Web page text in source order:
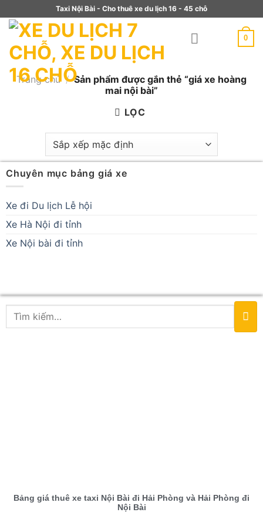
Taxi Nội Bài - Cho thuê xe du lịch 16 - 45 chỗ
0
Trang chủ / Sản phẩm được gắn thẻ “giá xe hoàng
mai nội bài”
LỌC
Chuyên mục bảng giá xe
Xe đi Du lịch Lễ hội
Xe Hà Nội đi tỉnh
Xe Nội bài đi tỉnh
Bảng giá thuê xe taxi Nội Bài đi Hải Phòng và Hải Phòng đi
Nội Bài